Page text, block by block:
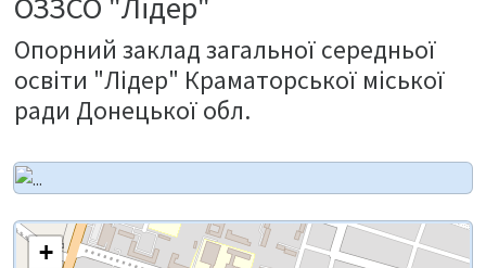
Опорний заклад загальної середньої
освіти "Лідер" Краматорської міської
ради Донецької обл.
+